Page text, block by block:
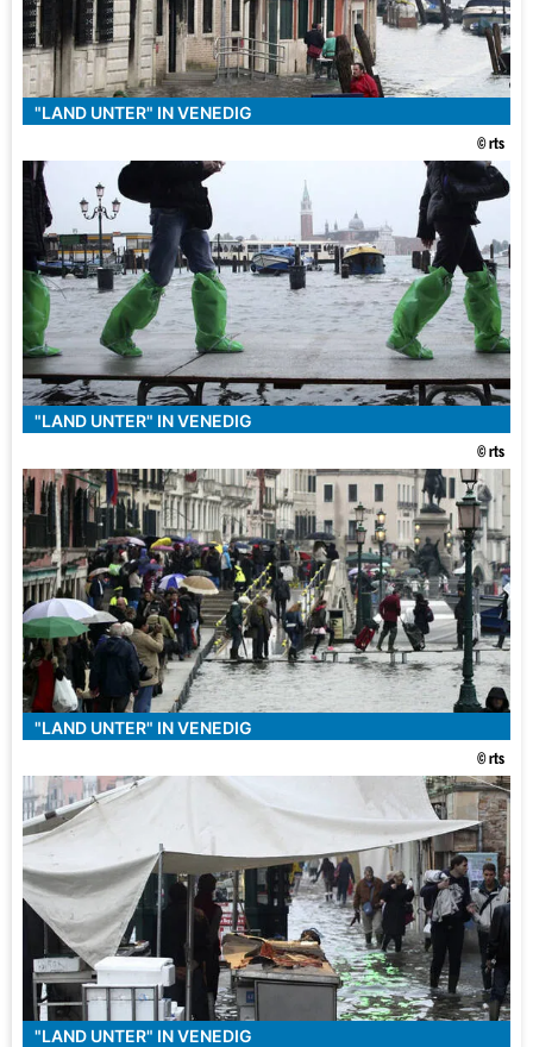
"LAND UNTER" IN VENEDIG
© rts
"LAND UNTER" IN VENEDIG
© rts
"LAND UNTER" IN VENEDIG
© rts
"LAND UNTER" IN VENEDIG